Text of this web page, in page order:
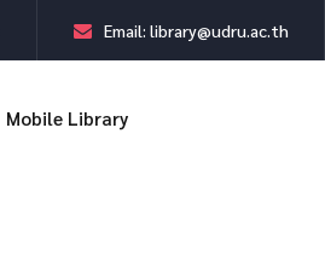
Email: library@udru.ac.th
Mobile Library